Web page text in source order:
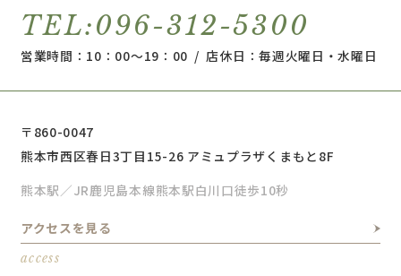
TEL:096-312-5300
営業時間：10：00～19：00 / 店休日：毎週火曜日・水曜日
〒860-0047
熊本市西区春日3丁目15-26 アミュプラザくまもと8F
熊本駅／JR鹿児島本線熊本駅白川口徒歩10秒
アクセスを見る
access